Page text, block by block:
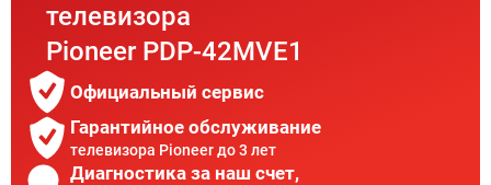
телевизора
Pioneer PDP-42MVE1
Официальный сервис
Гарантийное обслуживание
телевизора Pioneer до 3 лет
Диагностика за наш счет,